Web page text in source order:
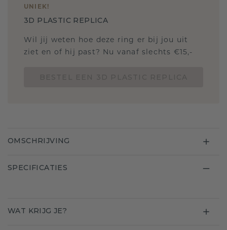
UNIEK!
3D PLASTIC REPLICA
Wil jij weten hoe deze ring er bij jou uit
ziet en of hij past? Nu vanaf slechts €15,-
OMSCHRIJVING
SPECIFICATIES
WAT KRIJG JE?